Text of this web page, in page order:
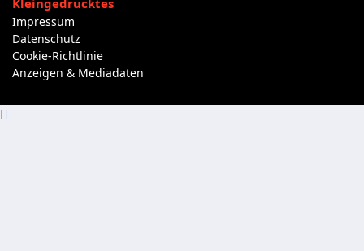
Kleingedrucktes
Impressum
Datenschutz
Cookie-Richtlinie
Anzeigen & Mediadaten